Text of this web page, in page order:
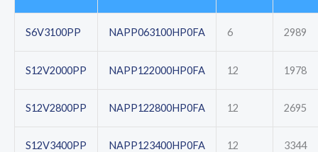
S6V3100PP NAPP063100HP0FA 6 2989
S12V2000PP NAPP122000HP0FA 12 1978
S12V2800PP NAPP122800HP0FA 12 2695
S12V3400PP NAPP123400HP0FA 12 3344